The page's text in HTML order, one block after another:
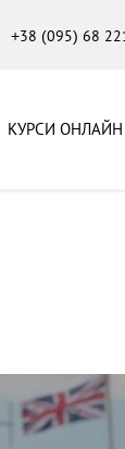
+38 (095) 68
КУРСИ ОНЛАЙН